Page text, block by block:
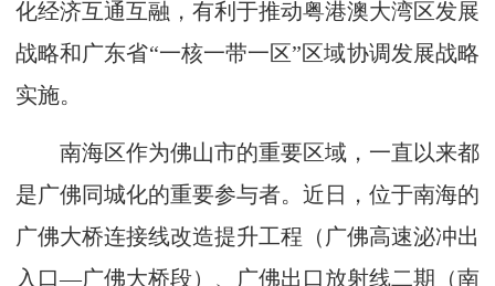
化经济互通互融，有利于推动粤港澳大湾区发展
战略和广东省“一核一带一区”区域协调发展战略
实施。
南海区作为佛山市的重要区域，一直以来都
是广佛同城化的重要参与者。近日，位于南海的
广佛大桥连接线改造提升工程（广佛高速泌冲出
入口—广佛大桥段）、广佛出口放射线二期（南